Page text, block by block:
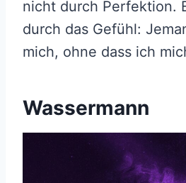
nicht durch Perfektion.
durch das Gefühl:
mich, ohne dass ich
Wassermann